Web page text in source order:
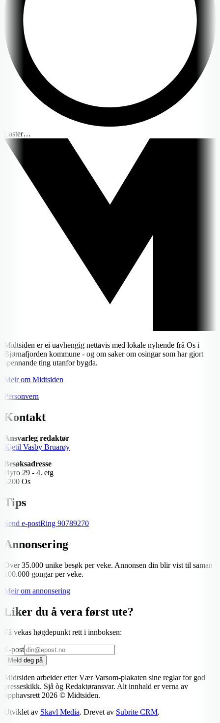
Laster…
Midtsiden er ei uavhengig nettavis med lokale nyhende frå Os i
Bjørnafjorden kommune - og om saker om osingar som har gjort
spennande ting utanfor bygda.
Meir om Midtsiden
Personvern
Kontakt
Ansvarleg redaktør
Kjetil Vasby Bruarøy
Besøksadresse
Øyro 29 - 4. etg
5200 Os
Tips
Send e-postRing 90789270
Annonsering
Over 35.000 unike besøk per veke. Annonsen din blir vist til saman
100.000 gongar per veke.
Meir om annonsering
Liker du å vera først ute?
Få vekas høgdepunkt rett i innboksen:
E-post
Meld deg på
Midtsiden arbeider etter Vær Varsom-plakaten sine reglar for god
presseskikk. Sjå òg Redaktøransvar. Alt innhald er verna av
opphavsrett2026 © Midtsiden.
Utviklet av Skavl Media. Drevet av Subrite CRM.